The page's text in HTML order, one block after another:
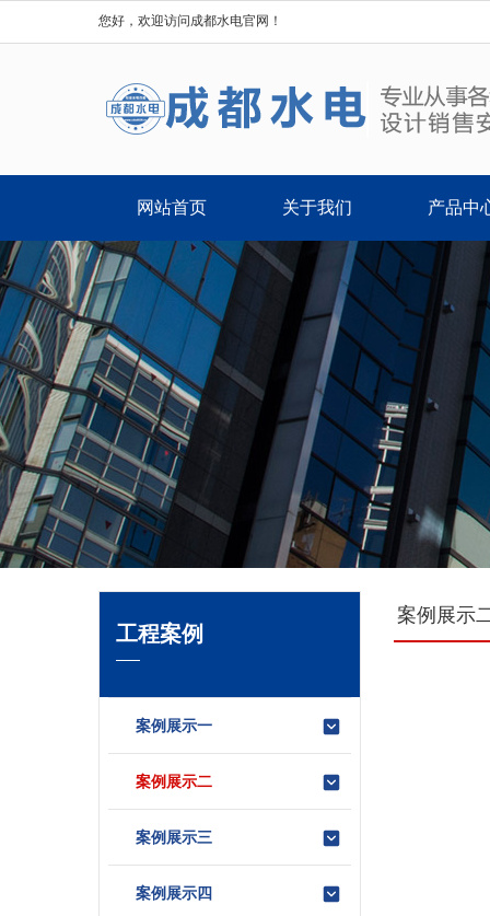
您好，欢迎访问成都水电官网！
网站首页 关于我们 产品中
工程案例
案例展示一
案例展示二
案例展示三
案例展示四
案例展示